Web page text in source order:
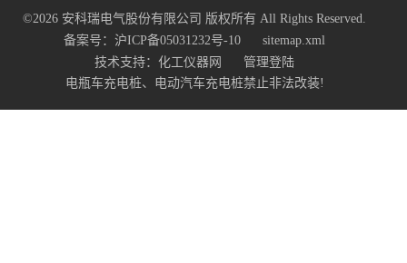
©2026 安科瑞电气股份有限公司 版权所有 All Rights Reserved.
备案号：沪ICP备05031232号-10
sitemap.xml
技术支持： 化工仪器网
管理登陆
电瓶车充电桩、电动汽车充电桩禁止非法改装!